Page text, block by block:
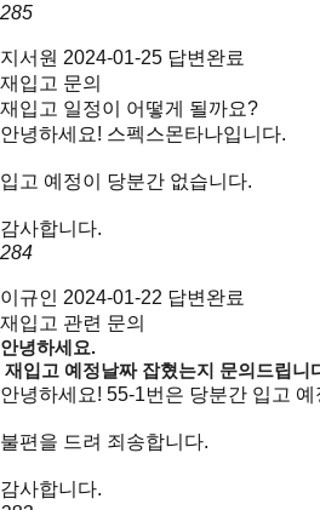
285
지서원 2024-01-25 답변완료
재입고 문의
재입고 일정이 어떻게 될까요?
안녕하세요! 스펙스몬타나입니다.
입고 예정이 당분간 없습니다.
감사합니다.
284
이규인 2024-01-22 답변완료
재입고 관련 문의
안녕하세요.
재입고 예정날짜 잡혔는지 문의드립니
안녕하세요! 55-1번은 당분간 입고
불편을 드려 죄송합니다.
감사합니다.